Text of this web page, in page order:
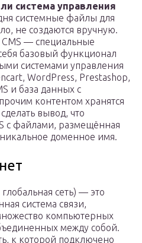
система управления
системные файлы для
не создаются вручную.
CMS — специальные
базовый функционал
системами управления
WordPress, Prestashop,
и база данных с
контентом хранятся
вывод, что
с файлами, размещённая
доменное имя.
сеть) — это
система связи,
компьютерных
между собой.
к которой подключено